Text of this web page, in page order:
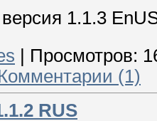
1.1.3
Просмотров:
(1)
RUS